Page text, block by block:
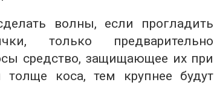
волны, если прогладить
только предварительно
средство, защищающее их при
толще коса, тем крупнее будут